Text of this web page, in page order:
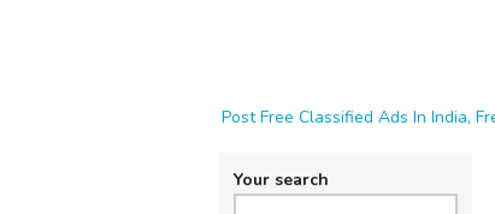
Post Free Classified Ads In India,
Your search